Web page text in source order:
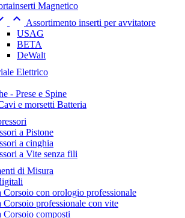
Magnetico
 Assortimento inserti per avvitatore
USAG
BETA
DeWalt
Elettrico
- Prese e Spine
e morsetti Batteria
a Pistone
a cinghia
a Vite senza fili
di Misura
Corsoio con orologio professionale
Corsoio professionale con vite
Corsoio composti